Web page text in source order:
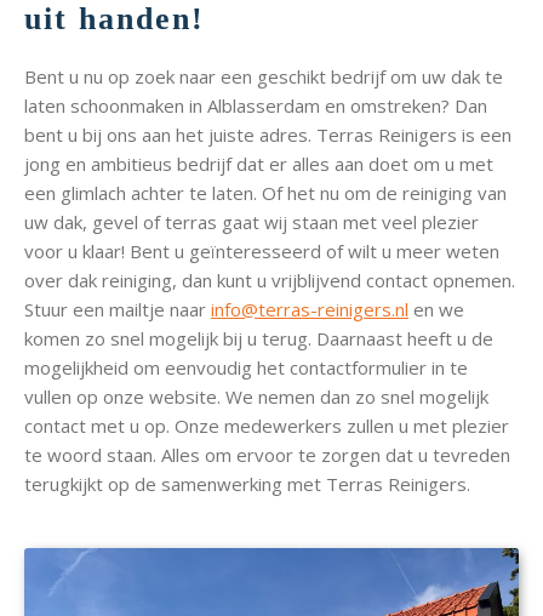
uit handen!
Bent u nu op zoek naar een geschikt bedrijf om uw dak te
laten schoonmaken in Alblasserdam en omstreken? Dan
bent u bij ons aan het juiste adres. Terras Reinigers is een
jong en ambitieus bedrijf dat er alles aan doet om u met
een glimlach achter te laten. Of het nu om de reiniging van
uw dak, gevel of terras gaat wij staan met veel plezier
voor u klaar! Bent u geïnteresseerd of wilt u meer weten
over dak reiniging, dan kunt u vrijblijvend contact opnemen.
Stuur een mailtje naar info@terras-reinigers.nl en we
komen zo snel mogelijk bij u terug. Daarnaast heeft u de
mogelijkheid om eenvoudig het contactformulier in te
vullen op onze website. We nemen dan zo snel mogelijk
contact met u op. Onze medewerkers zullen u met plezier
te woord staan. Alles om ervoor te zorgen dat u tevreden
terugkijkt op de samenwerking met Terras Reinigers.